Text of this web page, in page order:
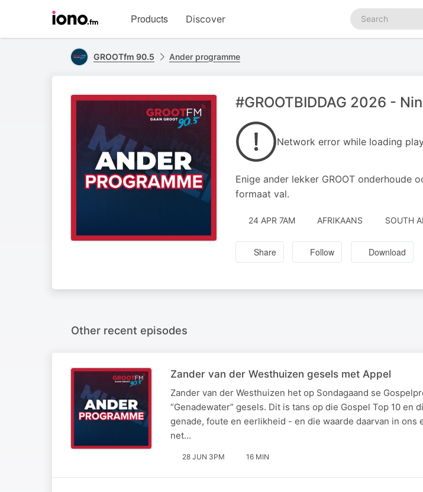
homepage
Products Discover
Search
podcasts
GROOTfm 90.5 Ander programme
#GROOTBIDDAG 2026 -
Network error while loading
Enige ander lekker GROOT onderhoude
formaat val.
24 APR 7AM AFRIKAANS SOUTH
Share Follow Download
Other recent episodes
Zander van der Westhuizen gesels met Appel
Zander van der Westhuizen het op Sondagaand se
“Genadewater” gesels. Dit is tans op die Gospel Top 10 en
genade, foute en eerlikheid - en die waarde daarvan in ons
net…
28 JUN 3PM 16 MIN